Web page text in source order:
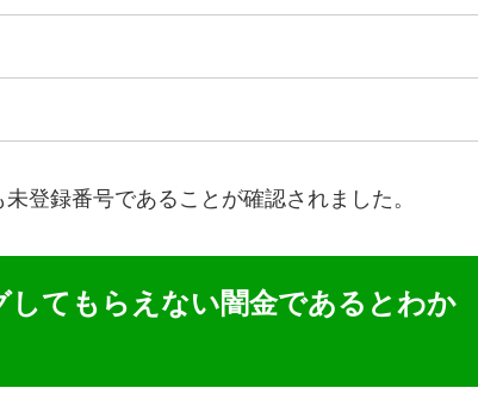
登録番号であることが確認されました。
てもらえない闇金であるとわか